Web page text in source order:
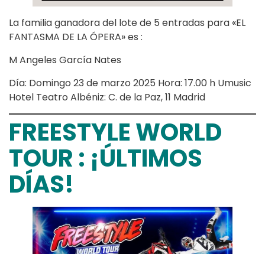
La familia ganadora del lote de 5 entradas para «EL
FANTASMA DE LA ÓPERA» es :
M Angeles García Nates
Día: Domingo 23 de marzo 2025 Hora: 17.00 h Umusic
Hotel Teatro Albéniz: C. de la Paz, 11 Madrid
FREESTYLE WORLD
TOUR : ¡ÚLTIMOS
DÍAS!